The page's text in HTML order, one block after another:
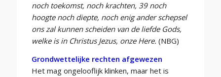
noch toekomst, noch krachten, 39 noch
hoogte noch diepte, noch enig ander schepsel
ons zal kunnen scheiden van de liefde Gods,
welke is in Christus Jezus, onze Here. (NBG)
Grondwettelijke rechten afgewezen
Het mag ongelooflijk klinken, maar het is